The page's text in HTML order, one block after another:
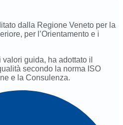
dalla Regione Veneto per la
per l’Orientamento e i
guida, ha adottato il
secondo la norma ISO
e la Consulenza.